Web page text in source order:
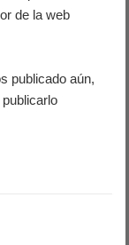
de la web
publicado aún,